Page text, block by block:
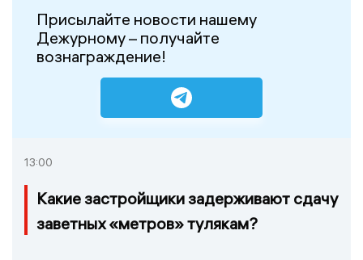
Присылайте новости нашему
Дежурному – получайте
вознаграждение!
13:00
Какие застройщики задерживают сдачу
заветных «метров» тулякам?